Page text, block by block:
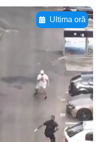
Ultima oră
pentru
aici
aici
aici